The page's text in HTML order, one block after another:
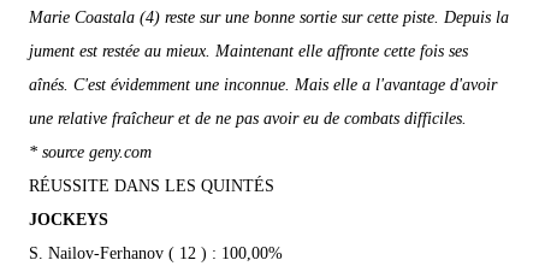
Marie Coastala (4) reste sur une bonne sortie sur cette piste. Depuis la
jument est restée au mieux. Maintenant elle affronte cette fois ses
aînés. C'est évidemment une inconnue. Mais elle a l'avantage d'avoir
une relative fraîcheur et de ne pas avoir eu de combats difficiles.
* source geny.com
RÉUSSITE DANS LES QUINTÉS
JOCKEYS
S. Nailov-Ferhanov ( 12 ) : 100,00%